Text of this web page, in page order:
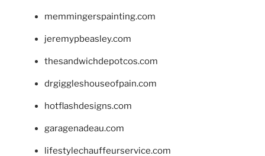
memmingerspainting.com
jeremypbeasley.com
thesandwichdepotcos.com
drgiggleshouseofpain.com
hotflashdesigns.com
garagenadeau.com
lifestylechauffeurservice.com